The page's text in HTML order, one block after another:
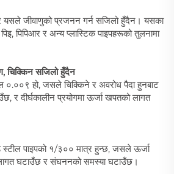
यसले जीवाणुको प्रजनन गर्न सजिलो हुँदैन। यसका
पिइ, पिपिआर र अन्य प्लास्टिक पाइपहरूको तुलनामा
चिक्किन सजिलो हुँदैन
हो, जसले चिक्किने र अवरोध पैदा हुनबाट
र दीर्घकालीन प्रयोगमा ऊर्जा खपतको लागत
स्टील पाइपको १/३०० मात्र हुन्छ, जसले ऊर्जा
घटाउँछ र संघननको समस्या घटाउँछ।